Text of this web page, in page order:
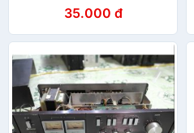
35.000 đ